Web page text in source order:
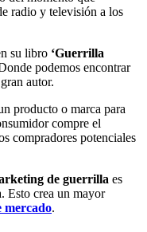
radio y televisión a los
su libro ‘Guerrilla
podemos encontrar
autor.
producto o marca para
compre el
compradores potenciales
de guerrilla es
Esto crea un mayor
mercado.